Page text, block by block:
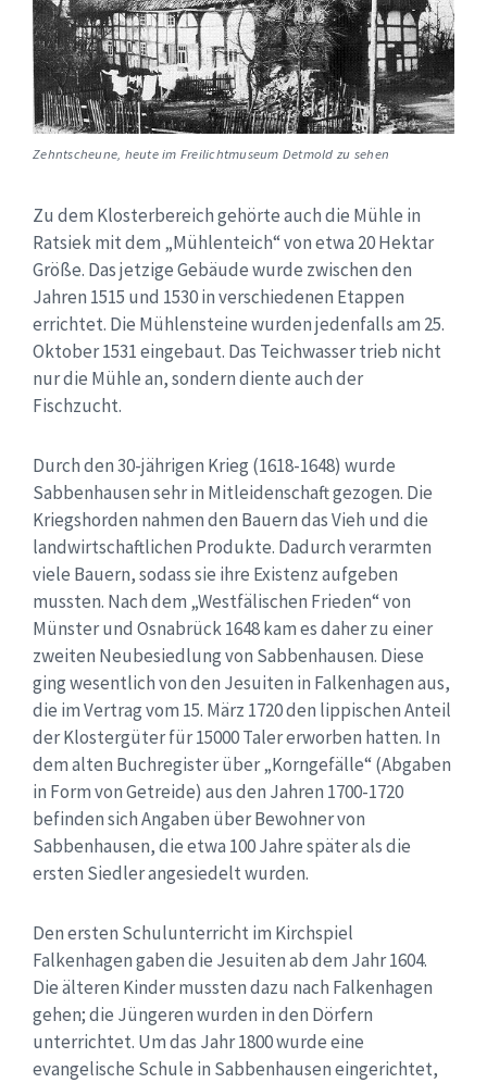
Zehntscheune, heute im Freilichtmuseum Detmold zu sehen
Zu dem Klosterbereich gehörte auch die Mühle in
Ratsiek mit dem „Mühlenteich“ von etwa 20 Hektar
Größe. Das jetzige Gebäude wurde zwischen den
Jahren 1515 und 1530 in verschiedenen Etappen
errichtet. Die Mühlensteine wurden jedenfalls am 25.
Oktober 1531 eingebaut. Das Teichwasser trieb nicht
nur die Mühle an, sondern diente auch der
Fischzucht.
Durch den 30-jährigen Krieg (1618-1648) wurde
Sabbenhausen sehr in Mitleidenschaft gezogen. Die
Kriegshorden nahmen den Bauern das Vieh und die
landwirtschaftlichen Produkte. Dadurch verarmten
viele Bauern, sodass sie ihre Existenz aufgeben
mussten. Nach dem „Westfälischen Frieden“ von
Münster und Osnabrück 1648 kam es daher zu einer
zweiten Neubesiedlung von Sabbenhausen. Diese
ging wesentlich von den Jesuiten in Falkenhagen aus,
die im Vertrag vom 15. März 1720 den lippischen Anteil
der Klostergüter für 15000 Taler erworben hatten. In
dem alten Buchregister über „Korngefälle“ (Abgaben
in Form von Getreide) aus den Jahren 1700-1720
befinden sich Angaben über Bewohner von
Sabbenhausen, die etwa 100 Jahre später als die
ersten Siedler angesiedelt wurden.
Den ersten Schulunterricht im Kirchspiel
Falkenhagen gaben die Jesuiten ab dem Jahr 1604.
Die älteren Kinder mussten dazu nach Falkenhagen
gehen; die Jüngeren wurden in den Dörfern
unterrichtet. Um das Jahr 1800 wurde eine
evangelische Schule in Sabbenhausen eingerichtet,